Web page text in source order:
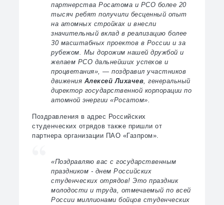
партнерства Росатома и РСО более 20
тысяч ребят получили бесценный опыт
на атомных стройках и внесли
значительный вклад в реализацию более
30 масштабных проектов в России и за
рубежом. Мы дорожим нашей дружбой и
желаем РСО дальнейших успехов и
процветания», — поздравил участников
движения Алексей Лихачев , генеральный
директор государственной корпорации по
атомной энергии «Росатом».
Поздравления в адрес Российских
студенческих отрядов также пришли от
партнера организации ПАО «Газпром».
«Поздравляю вас с государственным
праздником - днем Российских
студенческих отрядов! Это праздник
молодости и труда, отмечаемый по всей
России миллионами бойцов студенческих